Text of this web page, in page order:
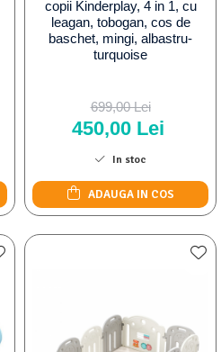
copii Kinderplay, 4 in 1, cu
leagan, tobogan, cos de
baschet, mingi, albastru-
turquoise
699,00 Lei
450,00 Lei
In stoc
ADAUGA IN COS